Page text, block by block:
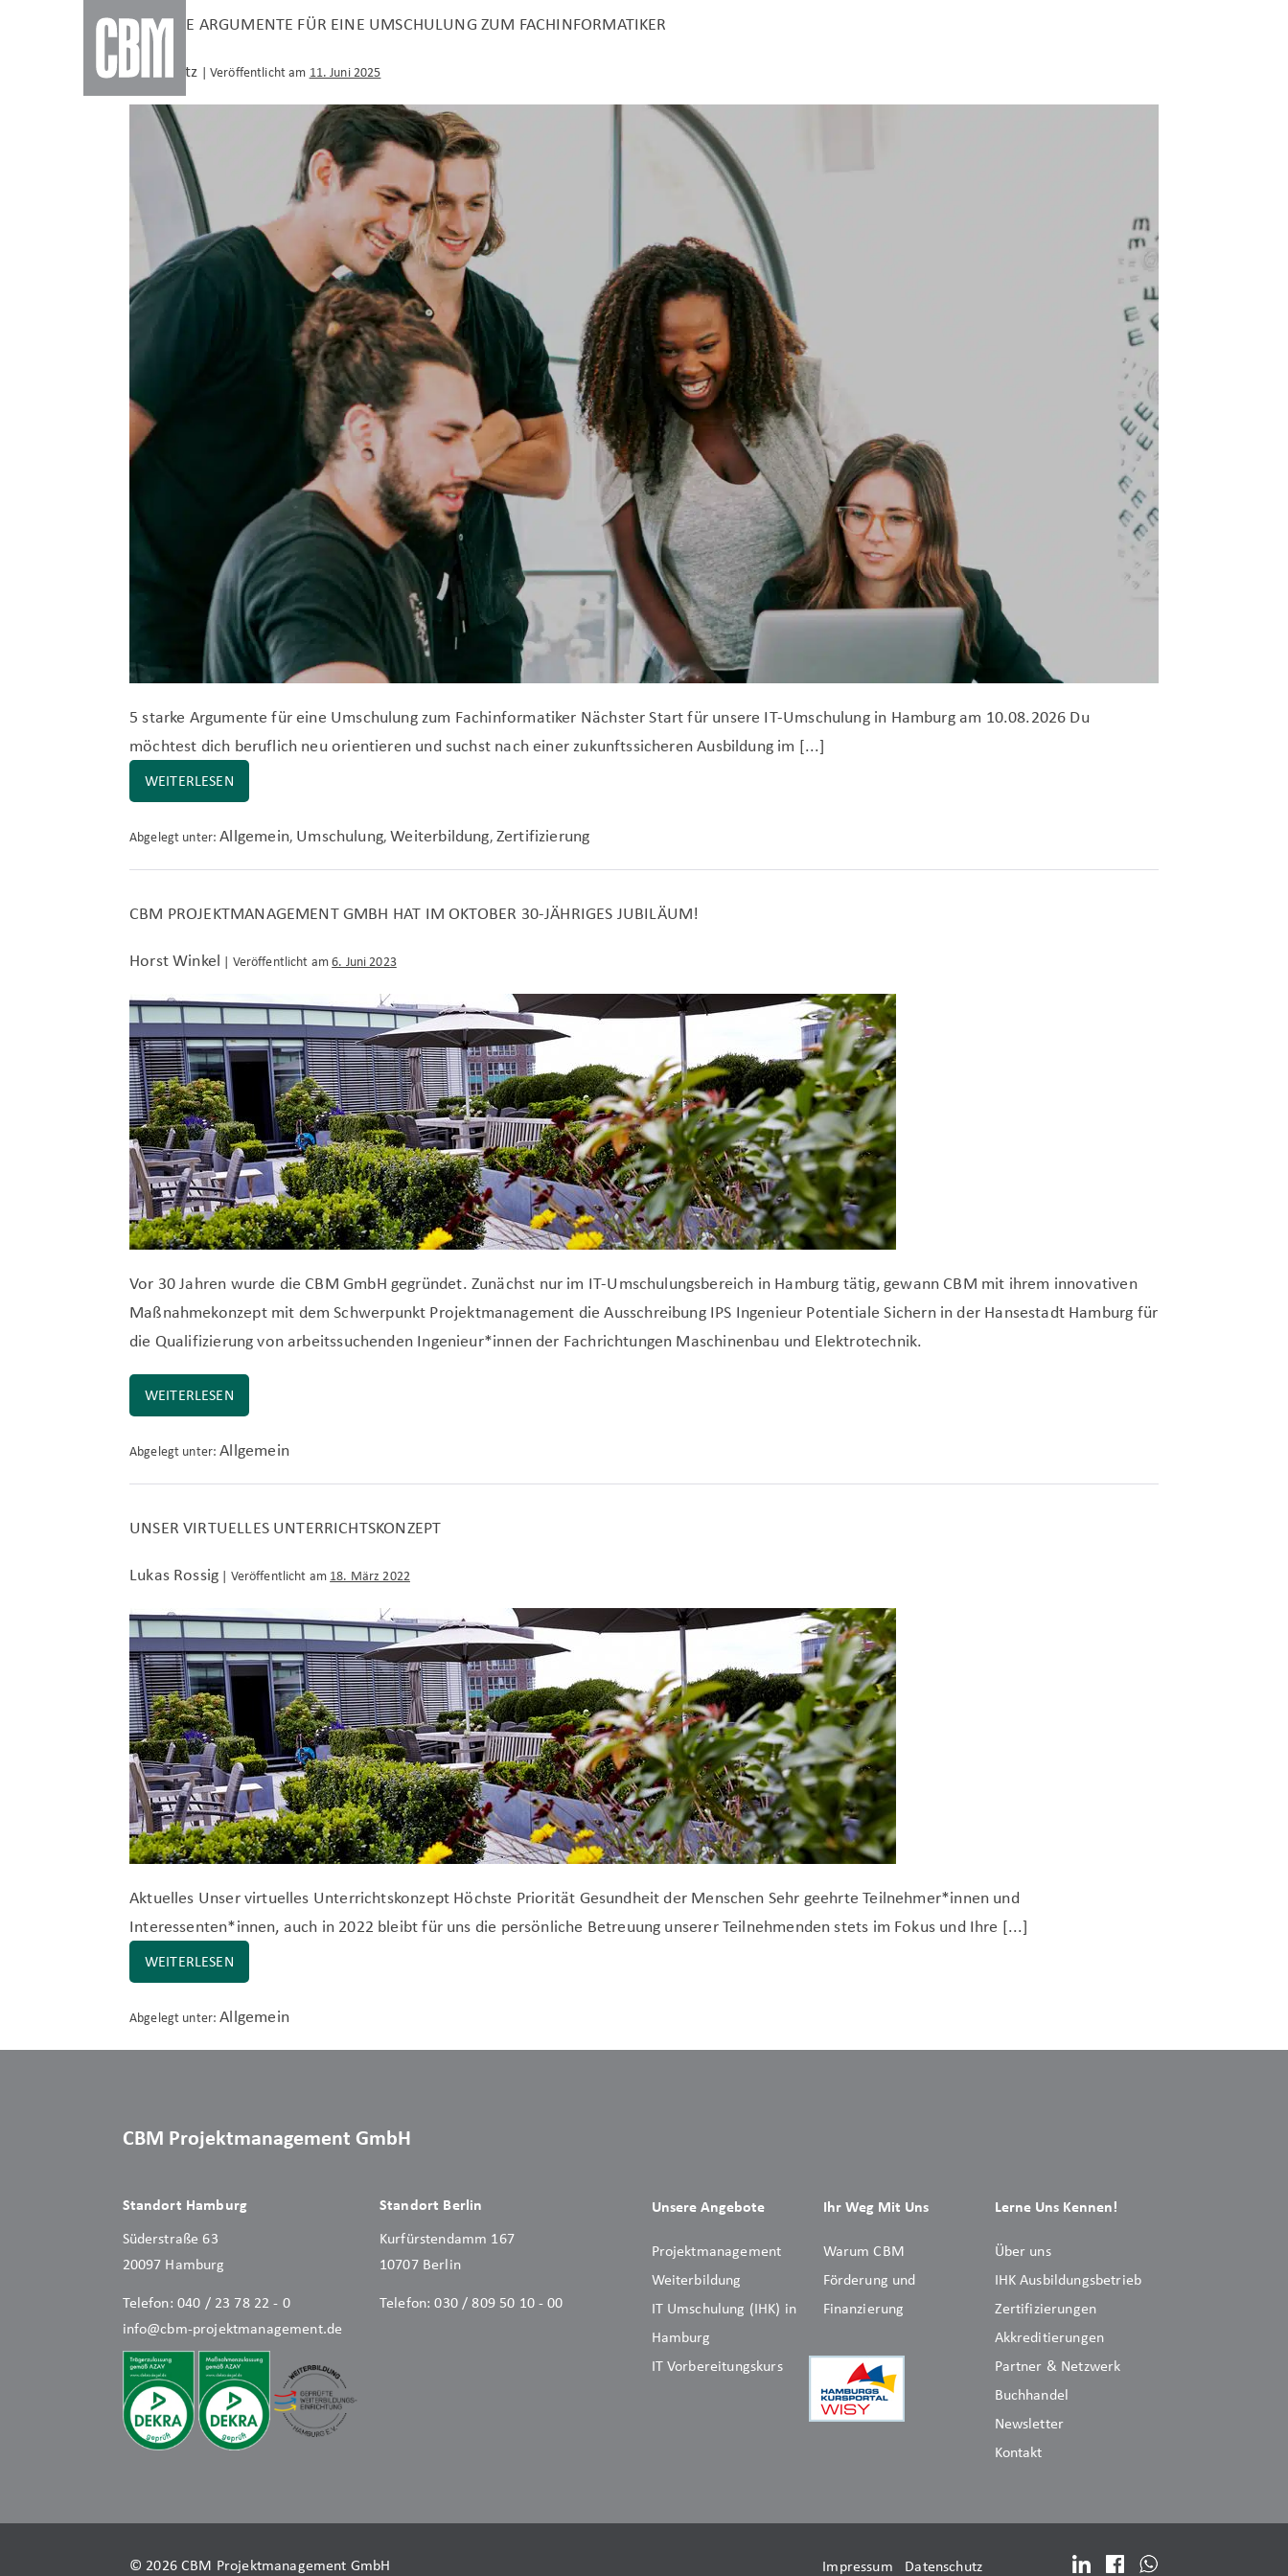
5 STARKE ARGUMENTE FÜR EINE UMSCHULUNG ZUM FACHINFORMATIKER
Nico Betz |Veröffentlicht am 11. Juni 2025
starke
Argumente
Umschulung
zum
5 starke Argumente für eine Umschulung zum Fachinformatiker Nächster Start für unsere IT-Umschulung in Hamburg am 10.08.2026 Du
möchtest dich beruflich neu orientieren und suchst nach einer zukunftssicheren Ausbildung im [...]
WEITERLESEN
5
STARKE
FÜR
Abgelegt unter: Allgemein, Umschulung,Weiterbildung, Zertifizierung
CBM PROJEKTMANAGEMENT GMBH HAT IM OKTOBER 30-JÄHRIGES JUBILÄUM!
Horst Winkel | Veröffentlicht am6. Juni 2023
CBM
Projektmanagement
GmbH
hat
im
Oktober
30-
jähriges
Jubiläum!
Vor 30 Jahren wurde die CBM GmbH gegründet. Zunächst nur im IT-Umschulungsbereich in Hamburg tätig, gewann CBM mit ihrem innovativen
Maßnahmekonzept mit dem Schwerpunkt Projektmanagement die Ausschreibung IPS Ingenieur Potentiale Sichern in der Hansestadt Hamburg für
die Qualifizierung von arbeitssuchenden Ingenieur*innen der Fachrichtungen Maschinenbau und Elektrotechnik.
WEITERLESEN
CBM
PROJEKTMANAGEMENT
HAT
JUBILÄUM!
Abgelegt unter: Allgemein
UNSER VIRTUELLES UNTERRICHTSKONZEPT
Lukas Rossig | Veröffentlicht am 18. März 2022
Unser
virtuelles
Unterrichtskonzept
Aktuelles Unser virtuelles Unterrichtskonzept Höchste Priorität Gesundheit der Menschen Sehr geehrte Teilnehmer*innen und
Interessenten*innen, auch in 2022 bleibt für uns die persönliche Betreuung unserer Teilnehmenden stets im Fokus und Ihre [...]
WEITERLESEN
UNSER
VIRTUELLES
Abgelegt unter: Allgemein
CBM Projektmanagement GmbH
Standort Hamburg
Süderstraße 63
20097 Hamburg
Telefon: 040 / 23 78 22 - 0
info@cbm-projektmanagement.de
Standort Berlin
Kurfürstendamm 167
10707 Berlin
Telefon:030 / 809 50 10 - 00
Unsere Angebote
Projektmanagement
Weiterbildung
IT Umschulung (IHK) in
Hamburg
IT Vorbereitungskurs
Ihr Weg Mit Uns
Warum CBM
Förderung und
Finanzierung
Lerne Uns Kennen!
Über uns
IHK Ausbildungsbetrieb
Zertifizierungen
Akkreditierungen
Partner & Netzwerk
Buchhandel
Newsletter
Kontakt
© 2026 CBM Projektmanagement GmbH Impressum Datenschutz